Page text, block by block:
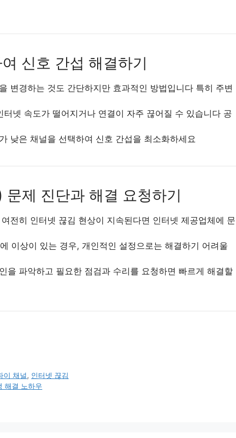
신호 간섭 해결하기
변경하는 것도 간단하지만 효과적인 방법입니다 특히 주변
넷 속도가 떨어지거나 연결이 자주 끊어질 수 있습니다 공
낮은 채널을 선택하여 신호 간섭을 최소화하세요
문제 진단과 해결 요청하기
전히 인터넷 끊김 현상이 지속된다면 인터넷 제공업체에 문
이상이 있는 경우, 개인적인 설정으로는 해결하기 어려울
을 파악하고 필요한 점검과 수리를 요청하면 빠르게 해결할
이 채널, 인터넷 끊김
해결 노하우